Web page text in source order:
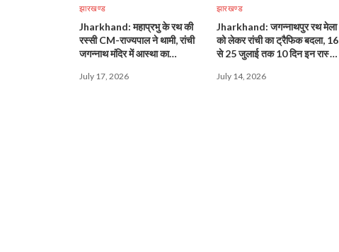
झारखण्ड
Jharkhand: महाप्रभु के रथ की
रस्सी CM-राज्यपाल ने थामी, रांची
जगन्नाथ मंदिर में आस्था का
July 17, 2026
झारखण्ड
Jharkhand: जगन्नाथपुर रथ मेला
को लेकर रांची का ट्रैफिक बदला, 16
से 25 जुलाई तक 10 दिन इन रास्तों
July 14, 2026